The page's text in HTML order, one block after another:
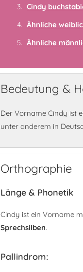
Cindy
Ähnliche
Ähnliche
Bedeutung &
Der Vorname Cindy ist
unter anderem in
Orthographie
Länge & Phonetik
Cindy ist ein Vorname
Sprechsilben.
Pallindrom: